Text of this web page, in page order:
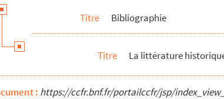
Titre Bibliographie
Titre La littérature
: https://ccfr.bnf.fr/portailccfr/jsp/